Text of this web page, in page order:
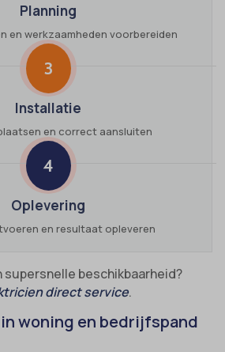
Planning
en werkzaamheden voorbereiden
3
Installatie
en correct aansluiten
4
Oplevering
en resultaat opleveren
supersnelle beschikbaarheid?
direct service.
woning en bedrijfspand